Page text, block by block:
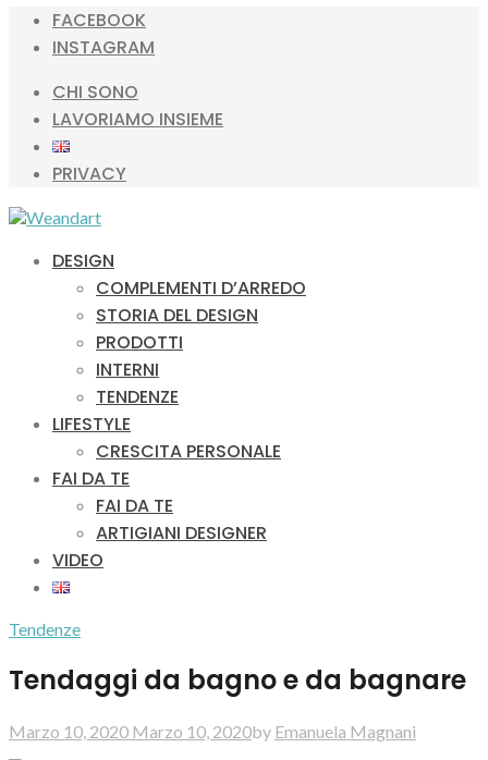
FACEBOOK
INSTAGRAM
CHI SONO
LAVORIAMO INSIEME
PRIVACY
DESIGN
COMPLEMENTI D’ARREDO
STORIA DEL DESIGN
PRODOTTI
INTERNI
TENDENZE
LIFESTYLE
CRESCITA PERSONALE
FAI DA TE
FAI DA TE
ARTIGIANI DESIGNER
VIDEO
Tendenze
Tendaggi da bagno e da bagnare
Marzo 10, 2020 Marzo 10, 2020by Emanuela Magnani